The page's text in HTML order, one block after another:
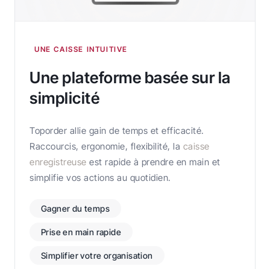
UNE CAISSE INTUITIVE
Une plateforme basée sur la
simplicité
Toporder allie gain de temps et efficacité.
Raccourcis, ergonomie, flexibilité, la caisse
enregistreuse est rapide à prendre en main et
simplifie vos actions au quotidien.
Gagner du temps
Prise en main rapide
Simplifier votre organisation